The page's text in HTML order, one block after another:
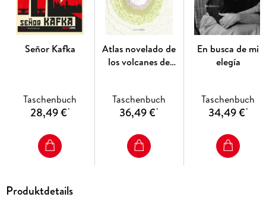
Señor Kafka
Taschenbuch
28,49 €*
Atlas novelado de
los volcanes de
Taschenbuch
36,49 €*
En busca de mi
elegía
Taschenbuch
34,49 €*
Produktdetails